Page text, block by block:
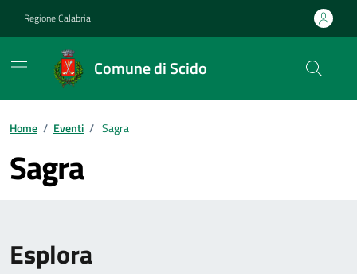
Regione Calabria
Comune di Scido
Home / Eventi / Sagra
Sagra
Esplora